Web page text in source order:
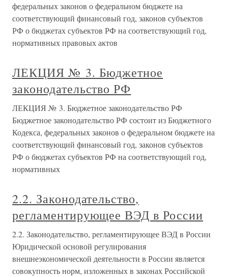
федеральных законов о федеральном бюджете на
соответствующий финансовый год, законов субъектов
РФ о бюджетах субъектов РФ на соответствующий год,
нормативных правовых актов
ЛЕКЦИЯ № 3. Бюджетное
законодательство РФ
ЛЕКЦИЯ № 3. Бюджетное законодательство РФ
Бюджетное законодательство РФ состоит из Бюджетного
Кодекса, федеральных законов о федеральном бюджете на
соответствующий финансовый год, законов субъектов
РФ о бюджетах субъектов РФ на соответствующий год,
нормативных
2.2. Законодательство,
регламентирующее ВЭД в России
2.2. Законодательство, регламентирующее ВЭД в России
Юридической основой регулирования
внешнеэкономической деятельности в России является
совокупность норм, изложенных в законах Российской